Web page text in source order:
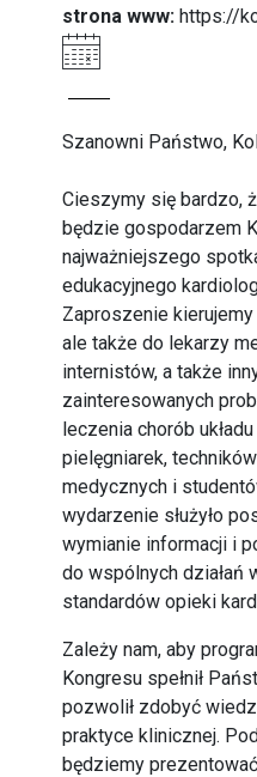
strona www: https://
Szanowni Państwo,
Cieszymy się bardzo,
będzie gospodarzem
najważniejszego
edukacyjnego
Zaproszenie
ale także do lekarzy
internistów, a także
zainteresowanych
leczenia chorób
pielęgniarek,
medycznych i
wydarzenie służyło
wymianie informacji i
do wspólnych działań
standardów opieki
Zależy nam, aby
Kongresu spełnił
pozwolił zdobyć
praktyce klinicznej.
będziemy